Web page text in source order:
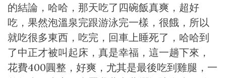
的結論，哈哈，那天吃了四碗飯真爽，超好
吃，果然泡溫泉完跟游泳完一樣，很餓，所以
就吃很多東西，吃完，回車上睡死了，哈哈到
了中正才被叫起床，真是幸福，這一趟下來，
花費400圓整，好爽，尤其是最後吃到雞腿，一